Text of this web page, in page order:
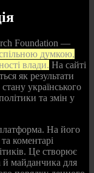
Foundation —
думкою,
влади. На сайті
як результати
українського
та змін у
На його
коментарі
Це створює
й майданчика для